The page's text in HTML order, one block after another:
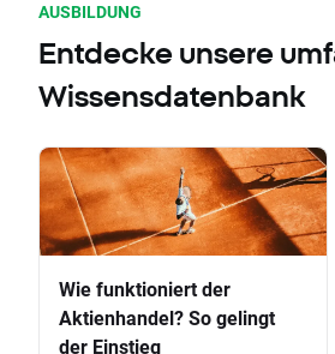
AUSBILDUNG
Entdecke unsere
Wissensdatenbank
Wie funktioniert der
Aktienhandel? So gelingt
der Einstieg